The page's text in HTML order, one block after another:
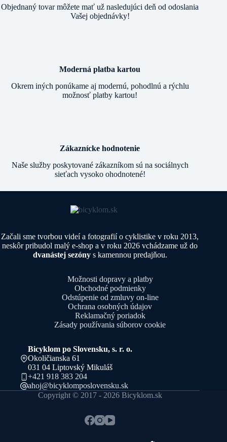
Objednaný tovar môžete mať už nasledujúci deň od odoslania
Vašej objednávky!
Moderná platba kartou
Okrem iných ponúkame aj modernú, pohodlnú a rýchlu
možnosť platby kartou!
Zákaznícke hodnotenie
Naše služby poskytované zákazníkom sú na sociálnych
sieťach vysoko ohodnotené!
Začali sme tvorbou videí a fotografií o cyklistike v roku 2013,
neskôr pribudol malý e-shop a v roku 2026 vchádzame už do
dvanástej sezónys kamennou predajňou.
Možnosti dopravy a platby
Obchodné podmienky
Odstúpenie od zmluvy on-line
Ochrana osobných údajov
Reklamačný poriadok
Zásady používania súborov cookie
Bicyklom po Slovensku, s. r. o.
Okoličianska 61
031 04 Liptovský Mikuláš
+421 918 383 204
ahoj@bicyklomposlovensku.sk
Copyright © 2017 - 2026 Bicyklom.sk